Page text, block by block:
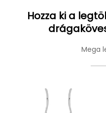
Hozza ki a
Mega